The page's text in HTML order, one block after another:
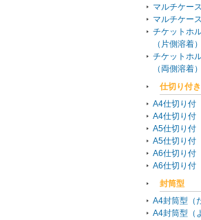
マルチケー
マルチケー
チケットホ
（片側溶着）
チケットホ
（両側溶着）
仕切り付き
A4仕切り付
A4仕切り付
A5仕切り付
A5仕切り付
A6仕切り付
A6仕切り付
封筒型
A4封筒型（
A4封筒型（